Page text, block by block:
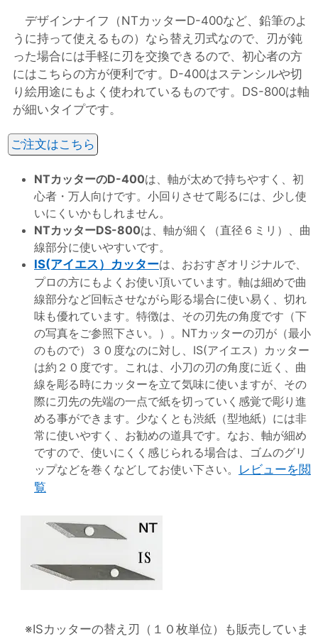
デザインナイフ（NTカッターD-400など、鉛筆のよ
うに持って使えるもの）なら替え刃式なので、刃が鈍
った場合には手軽に刃を交換できるので、初心者の方
にはこちらの方が便利です。D-400はステンシルや切
り絵用途にもよく使われているものです。DS-800は軸
が細いタイプです。
ご注文はこちら
NTカッターのD-400は、軸が太めで持ちやすく、初
心者・万人向けです。小回りさせて彫るには、少し使
いにくいかもしれません。
NTカッターDS-800は、軸が細く（直径６ミリ）、曲
線部分に使いやすいです。
IS(アイエス）カッターは、おおすぎオリジナルで、
プロの方にもよくお使い頂いています。軸は細めで曲
線部分など回転させながら彫る場合に使い易く、切れ
味も優れています。特徴は、その刃先の角度です（下
の写真をご参照下さい。）。NTカッターの刃が（最小
のもので）３０度なのに対し、IS(アイエス）カッター
は約２０度です。これは、小刀の刃の角度に近く、曲
線を彫る時にカッターを立て気味に使いますが、その
際に刃先の先端の一点で紙を切っていく感覚で彫り進
める事ができます。少なくとも渋紙（型地紙）には非
常に使いやすく、お勧めの道具です。なお、軸が細め
ですので、使いにくく感じられる場合は、ゴムのグリ
ップなどを巻くなどしてお使い下さい。 レビューを閲
覧
※ISカッターの替え刃（１０枚単位）も販売していま